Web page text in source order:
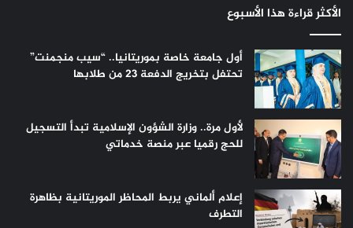
الأكثر قراءة هذا الأسبوع
أول جامعة خاصة بموريتانيا.. “سيب منجمنت”
تحتفل بتخريج الدفعة 23 من طلابها
لأول مرة.. وزارة الشؤون الإسلامية تبدأ التسجيل
للحج رقميا عبر منصة خدماتي
إعلام ألماني يربط المحاظر الموريتانية بظاهرة
التطرف